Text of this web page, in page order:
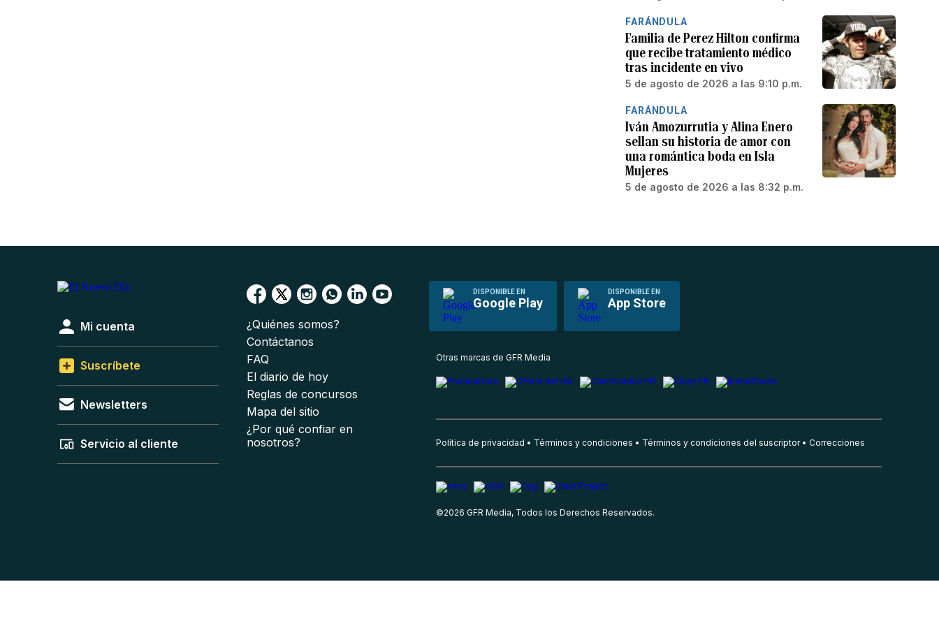
FARÁNDULA
Familia de Perez Hilton confirma
que recibe tratamiento médico
tras incidente en vivo
5 de agosto de 2026 a las 9:10 p.m.
FARÁNDULA
Iván Amozurrutia y Alina Enero
sellan su historia de amor con
una romántica boda en Isla
Mujeres
5 de agosto de 2026 a las 8:32 p.m.
DISPONIBLE EN
Google Play
DISPONIBLE EN
App Store
Mi cuenta
Suscríbete
Newsletters
Servicio al cliente
¿Quiénes somos?
Contáctanos
FAQ
El diario de hoy
Reglas de concursos
Mapa del sitio
¿Por qué confiar en
nosotros?
Otras marcas de GFR Media
Política de privacidad Términos y condiciones Términos y condiciones del suscriptor Correcciones
©2026 GFR Media, Todos los Derechos Reservados.